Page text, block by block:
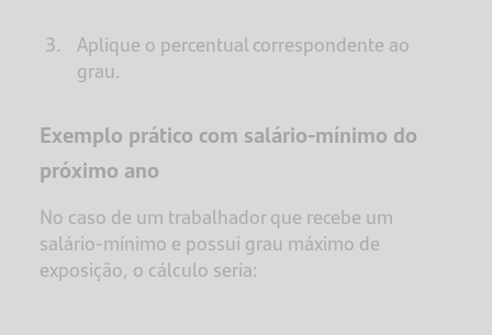
Aplique o percentual correspondente ao
grau.
Exemplo prático com salário-mínimo do
próximo ano
No caso de um trabalhador que recebe um
salário-mínimo e possui grau máximo de
exposição, o cálculo seria: